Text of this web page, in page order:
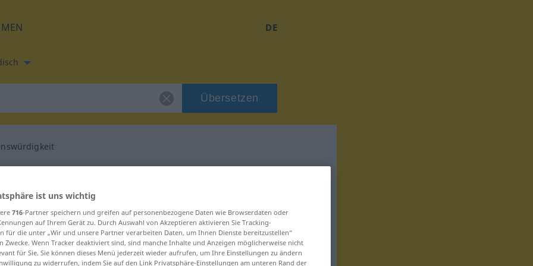
DE
Übersetzen
für "Liebenswürdigkeit"
Übersetzung
weiblich
ist uns wichtig
716-Partner speichern und greifen auf personenbezogene Daten wie Browserdaten oder
auf Ihrem Gerät zu. Durch Auswahl von Akzeptieren aktivieren Sie Tracking-
für die unter „Wir und unsere Partner verarbeiten Daten, um Ihnen Dienste bereitzustellen“
Zwecke. Wenn Tracker deaktiviert sind, sind manche Inhalte und Anzeigen möglicherweise nicht
für Sie. Sie können dieses Menü jederzeit wieder aufrufen, um Ihre Einstellungen zu ändern
zu widerrufen, indem Sie auf den Link Privatsphäre-Einstellungen am unteren Rand der